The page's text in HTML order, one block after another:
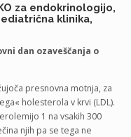
za endokrinologijo,
klinika,
dan ozaveščanja o
presnovna motnja, za
holesterola v krvi (LDL).
1 na vsakih 300
njih pa se tega ne